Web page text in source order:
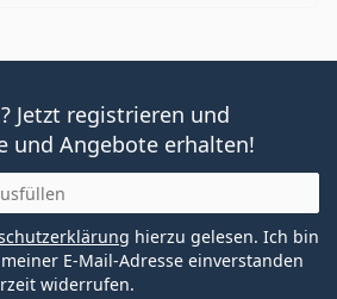
Jetzt registrieren und
und Angebote erhalten!
hierzu gelesen. Ich bin
E-Mail-Adresse einverstanden
widerrufen.